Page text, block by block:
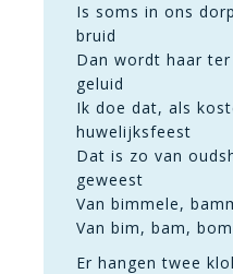
Is soms in ons
bruid
Dan wordt haar
geluid
Ik doe dat, als
huwelijksfeest
Dat is zo van
geweest
Van bimmele,
Van bim, bam, bom
Er hangen twee